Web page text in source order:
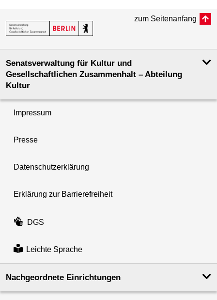
zum Seitenanfang
Senatsverwaltung für Kultur und
Gesellschaftlichen Zusammenhalt – Abteilung
Kultur
Impressum
Presse
Datenschutzerklärung
Erklärung zur Barrierefreiheit
DGS
Leichte Sprache
Nachgeordnete Einrichtungen